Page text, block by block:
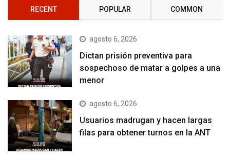
RECENT POPULAR COMMON
agosto 6, 2026
Dictan prisión preventiva para
sospechoso de matar a golpes a una
menor
agosto 6, 2026
Usuarios madrugan y hacen largas
filas para obtener turnos en la ANT